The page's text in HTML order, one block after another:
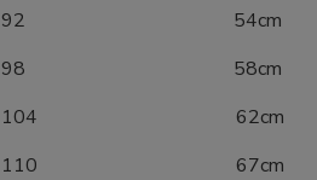
92 54cm
98 58cm
104
110